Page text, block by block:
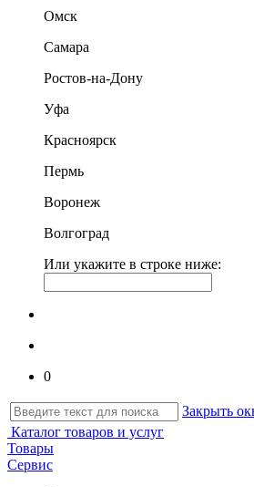
Омск
Самара
Ростов-на-Дону
Уфа
Красноярск
Пермь
Воронеж
Волгоград
Или укажите в строке ниже:
0
Закрыть
Каталог товаров и услуг
Товары
Сервис